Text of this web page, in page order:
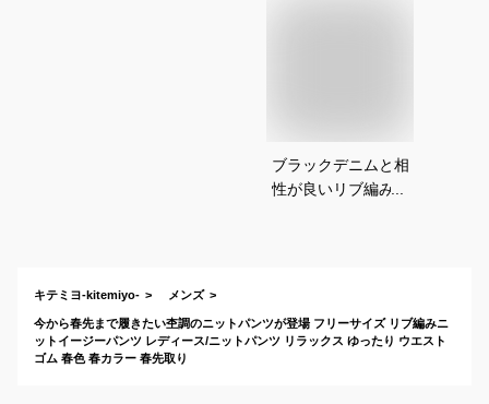
ブラックデニムと相
性が良いリブ編みニ
キテミヨ-kitemiyo- メンズ
今から春先まで履きたい杢調のニットパンツが登場 フリーサイズ リブ編みニ
ットイージーパンツ レディース/ニットパンツ リラックス ゆったり ウエスト
ゴム 春色 春カラー 春先取り